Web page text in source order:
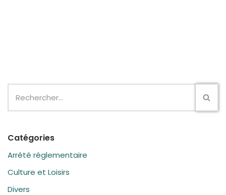
Catégories
Arrêté réglementaire
Culture et Loisirs
Divers